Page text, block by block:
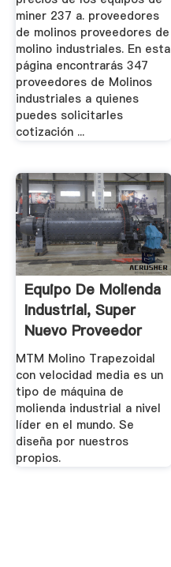
miner 237 a. proveedores
de molinos proveedores de
molino industriales. En esta
página encontrarás 347
proveedores de Molinos
industriales a quienes
puedes solicitarles
cotización ...
Equipo De Molienda
Industrial, Super
Nuevo Proveedor
De ...
MTM Molino Trapezoidal
con velocidad media es un
tipo de máquina de
molienda industrial a nivel
líder en el mundo. Se
diseña por nuestros
propios.